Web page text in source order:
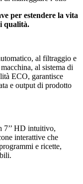
per estendere la vita
qualità.
al filtraggio e
al sistema di
ECO, garantisce
e output di prodotto
7’’ HD intuitivo,
interattive che
e ricette,